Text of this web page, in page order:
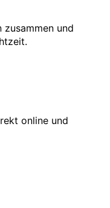
zusammen und
online und